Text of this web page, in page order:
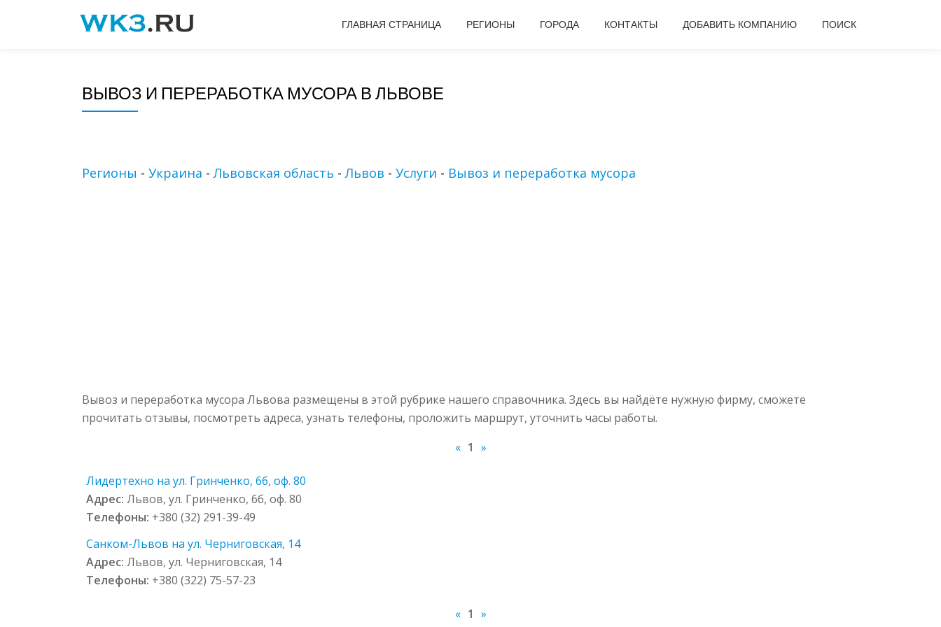
ГЛАВНАЯ СТРАНИЦА РЕГИОНЫ ГОРОДА КОНТАКТЫ ДОБАВИТЬ КОМПАНИЮ ПОИСК
ВЫВОЗ И ПЕРЕРАБОТКА МУСОРА В ЛЬВОВЕ
Регионы - Украина -Львовская область -Львов - Услуги - Вывоз и переработка мусора
Вывоз и переработка мусора Львова размещены в этой рубрике нашего справочника. Здесь вы найдёте нужную фирму, сможете
прочитать отзывы, посмотреть адреса, узнать телефоны, проложить маршрут, уточнить часы работы.
« 1 »
Лидертехно на ул. Гринченко, 6б, оф. 80
Адрес:Львов, ул. Гринченко, 6б, оф. 80
Телефоны: +380 (32) 291-39-49
Санком-Львов на ул. Черниговская, 14
Адрес:Львов, ул. Черниговская, 14
Телефоны: +380 (322) 75-57-23
« 1 »